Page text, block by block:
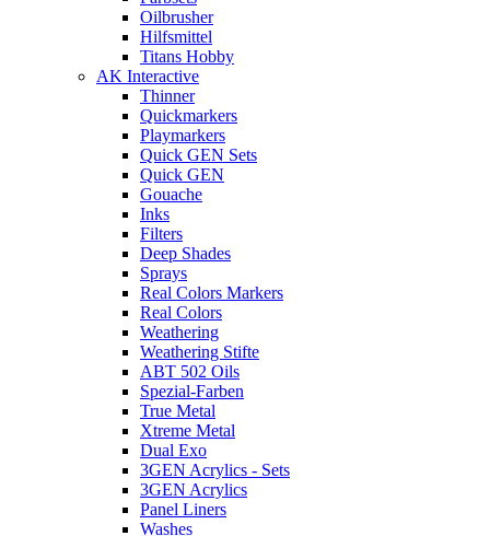
Oilbrusher
Hilfsmittel
Titans Hobby
AK Interactive
Thinner
Quickmarkers
Playmarkers
Quick GEN Sets
Quick GEN
Gouache
Inks
Filters
Deep Shades
Sprays
Real Colors Markers
Real Colors
Weathering
Weathering Stifte
ABT 502 Oils
Spezial-Farben
True Metal
Xtreme Metal
Dual Exo
3GEN Acrylics - Sets
3GEN Acrylics
Panel Liners
Washes